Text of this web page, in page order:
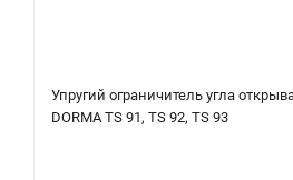
Упругий ограничитель угла
DORMA TS 91, TS 92, TS 93